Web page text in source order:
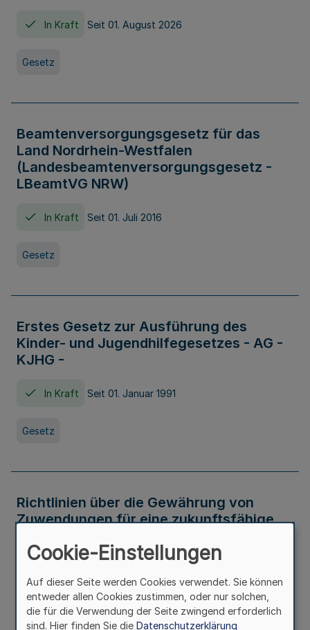
In Kraft Seit 01. August 2026
Gesetz
Beamtenversorgungsgesetz für das
Land Nordrhein-Westfalen
(Landesbeamtenversorgungsgesetz -
LBeamtVG NRW)
In Kraft Seit 01. Juli 2016
Gesetz
Erstes Gesetz zur Ausführung des
Kinder- und Jugendhilfegesetzes - AG -
KJHG -
In Kraft Seit 01. Januar 1991
Gesetz
Richtlinien über die Gewährung von
Zuwendungen für eine zukunftsfähige
Nordrhein-Westfalen
In Kraft
Verwaltungsvorschrift
Cookie-Einstellungen
Auf dieser Seite werden Cookies verwendet. Sie können
entweder allen Cookies zustimmen, oder nur solchen,
die für die Verwendung der Seite zwingend erforderlich
sind. Hier finden Sie die Datenschutzerklärung